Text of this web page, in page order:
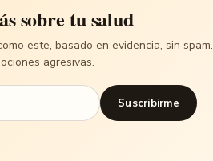
sobre tu salud
este, basado en evidencia, sin spam.
agresivas.
Suscribirme